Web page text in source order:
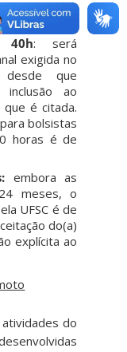
40h: será
exigida no
desde que
inclusão ao
é citada.
bolsistas
horas é de
embora as
meses, o
UFSC é de
do(a)
explícita ao
atividades do